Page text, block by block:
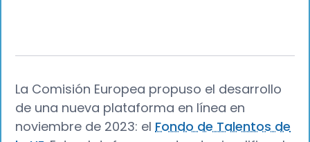
La Comisión Europea propuso el desarrollo
de una nueva plataforma en línea en
noviembre de 2023: elFondo de Talentos de